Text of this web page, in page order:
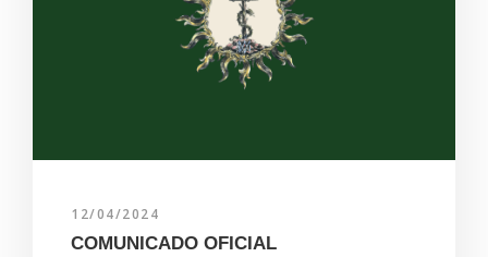
12/04/2024
COMUNICADO OFICIAL